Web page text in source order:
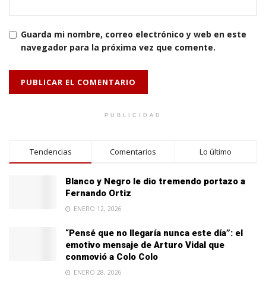
Guarda mi nombre, correo electrónico y web en este
navegador para la próxima vez que comente.
PUBLICIDAD
Tendencias Comentarios Lo último
Blanco y Negro le dio tremendo portazo a
Fernando Ortiz
ENERO 12, 2026
“Pensé que no llegaría nunca este día”: el
emotivo mensaje de Arturo Vidal que
conmovió a Colo Colo
ENERO 28, 2026